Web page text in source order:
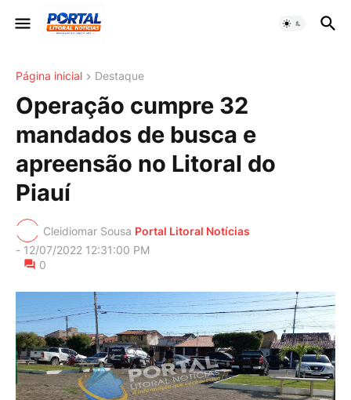
Página inicial Destaque
Operação cumpre 32
mandados de busca e
apreensão no Litoral do
Piauí
Cleidiomar Sousa Portal Litoral Notícias
- 12/07/2022 12:31:00 PM
0